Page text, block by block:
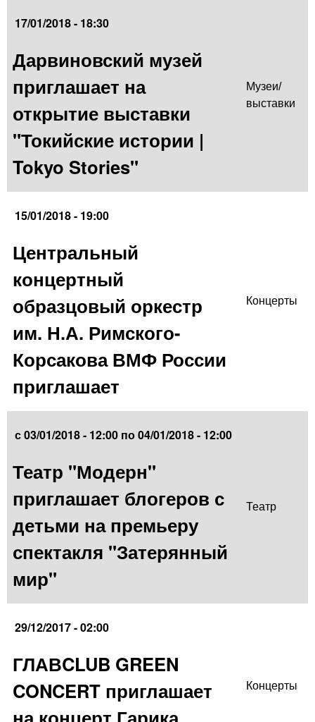
17/01/2018 - 18:30
Дарвиновский музей
приглашает на
открытие выставки
"Токийские истории |
Tokyo Stories"
Музеи/
выставки
15/01/2018 - 19:00
Центральный
концертный
образцовый оркестр
им. Н.А. Римского-
Корсакова ВМФ России
приглашает
Концерты
с03/01/2018 - 12:00 по04/01/2018 - 12:00
Театр "Модерн"
приглашает блогеров с
детьми на премьеру
спектакля "Затерянный
мир"
Театр
29/12/2017 - 02:00
ГЛАВCLUB GREEN
CONCERT приглашает
Концерты